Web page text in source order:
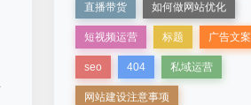
直播带货 如何做网站优化
短视频运营 标题 广告文案
seo 404 私域运营
网站建设注意事项